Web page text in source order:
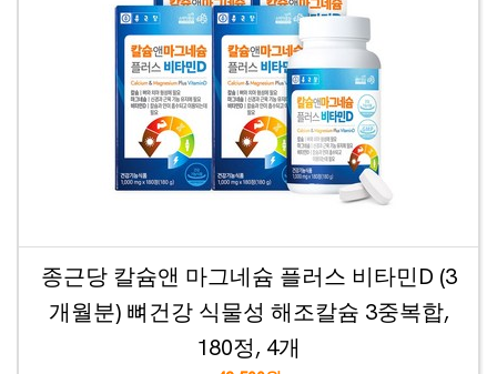
종근당 칼슘앤 마그네슘 플러스 비타민D (3
개월분) 뼈건강 식물성 해조칼슘 3중복합,
180정, 4개